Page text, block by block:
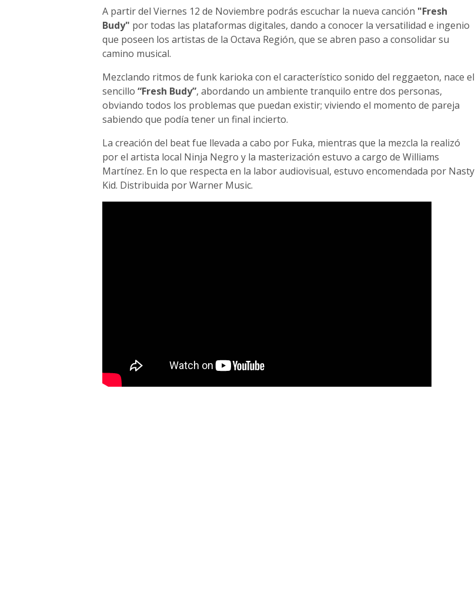
A partir del Viernes 12 de Noviembre podrás escuchar la nueva canción "Fresh
Budy" por todas las plataformas digitales, dando a conocer la versatilidad e ingenio
que poseen los artistas de la Octava Región, que se abren paso a consolidar su
camino musical.
Mezclando ritmos de funk karioka con el característico sonido del reggaeton, nace el
sencillo “Fresh Budy”, abordando un ambiente tranquilo entre dos personas,
obviando todos los problemas que puedan existir; viviendo el momento de pareja
sabiendo que podía tener un final incierto.
La creación del beat fue llevada a cabo por Fuka, mientras que la mezcla la realizó
por el artista local Ninja Negro y la masterización estuvo a cargo de Williams
Martínez. En lo que respecta en la labor audiovisual, estuvo encomendada por Nasty
Kid. Distribuida por Warner Music.